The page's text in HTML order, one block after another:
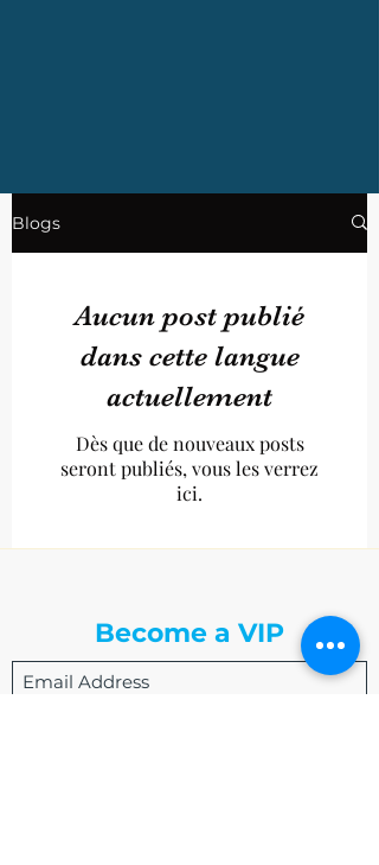
Blogs
Aucun post publié
dans cette langue
actuellement
Dès que de nouveaux posts
seront publiés, vous les verrez
ici.
Become a VIP